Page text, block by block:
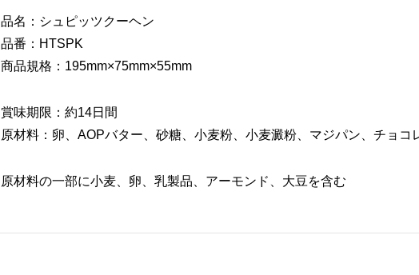
品名：シュピッツクーヘン
品番：HTSPK
商品規格：195mm×75mm×55mm
賞味期限：約14日間
原材料：卵、AOPバター、砂糖、小麦粉、小麦澱粉、マジパン、チョコ
原材料の一部に小麦、卵、乳製品、アーモンド、大豆を含む